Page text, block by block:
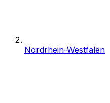
Nordrhein-Westfalen